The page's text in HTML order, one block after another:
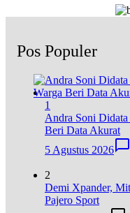
Pos Populer
1
Andra Soni
Beri Data Akurat
5 Agustus 2026
2
Demi Xpander,
Pajero Sport